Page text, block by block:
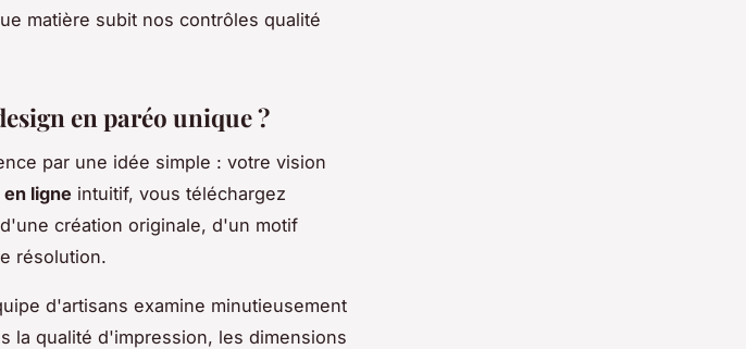
matière subit nos contrôles qualité
en paréo unique ?
par une idée simple : votre vision
ligne intuitif, vous téléchargez
création originale, d'un motif
résolution.
d'artisans examine minutieusement
la qualité d'impression, les dimensions